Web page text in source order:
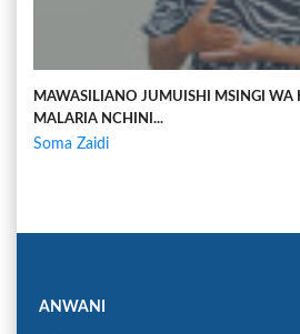
MAWASILIANO JUMUISHI MSINGI WA
MALARIA NCHINI...
Soma Zaidi
ANWANI